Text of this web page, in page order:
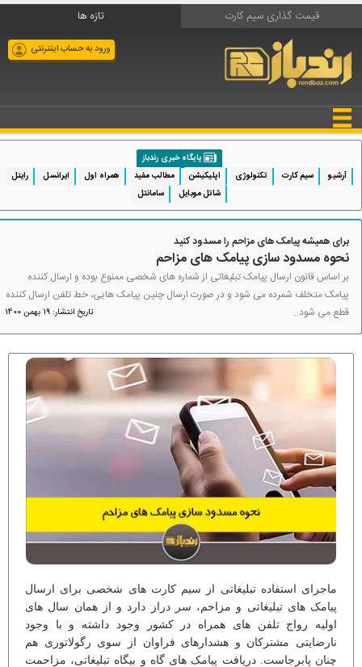
قیمت گذاری سیم کارت تازه ها
ورود به حساب اینترنتی
پایگاه خبری رندباز
آرشیو
سیم کارت تکنولوژی اپلیکیشن مطالب مفید همراه اول ایرانسل
رایتل
شاتل موبایل
سامانتل
برای همیشه پیامک های مزاحم را مسدود کنید
نحوه مسدود سازی پیامک های مزاحم
بر اساس قانون ارسال پیامک تبلیغاتی از شماره های شخصی ممنوع بوده و ارسال کننده
پیامک متخلف شمرده می شود و در صورت ارسال چنین پیامک هایی، خط تلفن ارسال کننده
قطع می شود..
تاریخ انتشار: 19 بهمن 1400
ماجرای استفاده تبلیغاتی از سیم کارت های شخصی برای ارسال
پیامک های تبلیغاتی و مزاحم، سر دراز دارد و از همان سال های
اولیه رواج تلفن های همراه در کشور وجود داشته و با وجود
نارضایتی مشترکان و هشدارهای فراوان از سوی رگولاتوری هم
چنان پابرجاست. دریافت پیامک های گاه و بیگاه تبلیغاتی، مزاحمت